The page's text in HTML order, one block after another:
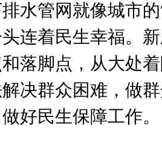
水管网就像城市
连着民生幸福。
落脚点，从大处
决群众困难，做
好民生保障工作。